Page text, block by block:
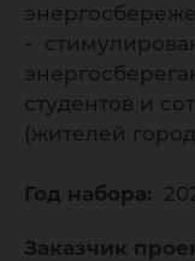
-
студентов и
(жителей
Год набора:
Заказчик